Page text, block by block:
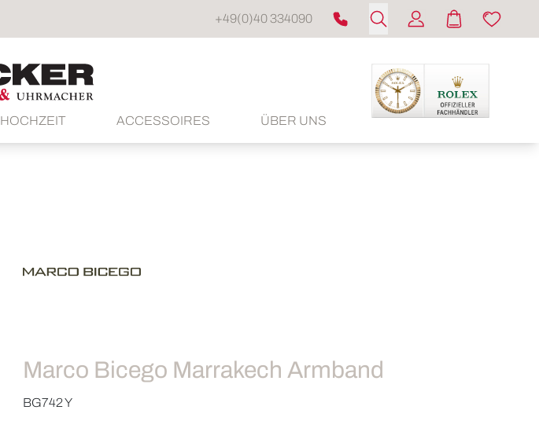
+49(0)40 334090
HOCHZEIT ACCESSOIRES ÜBER UNS
Marco Bicego Marrakech Armband
BG742 Y